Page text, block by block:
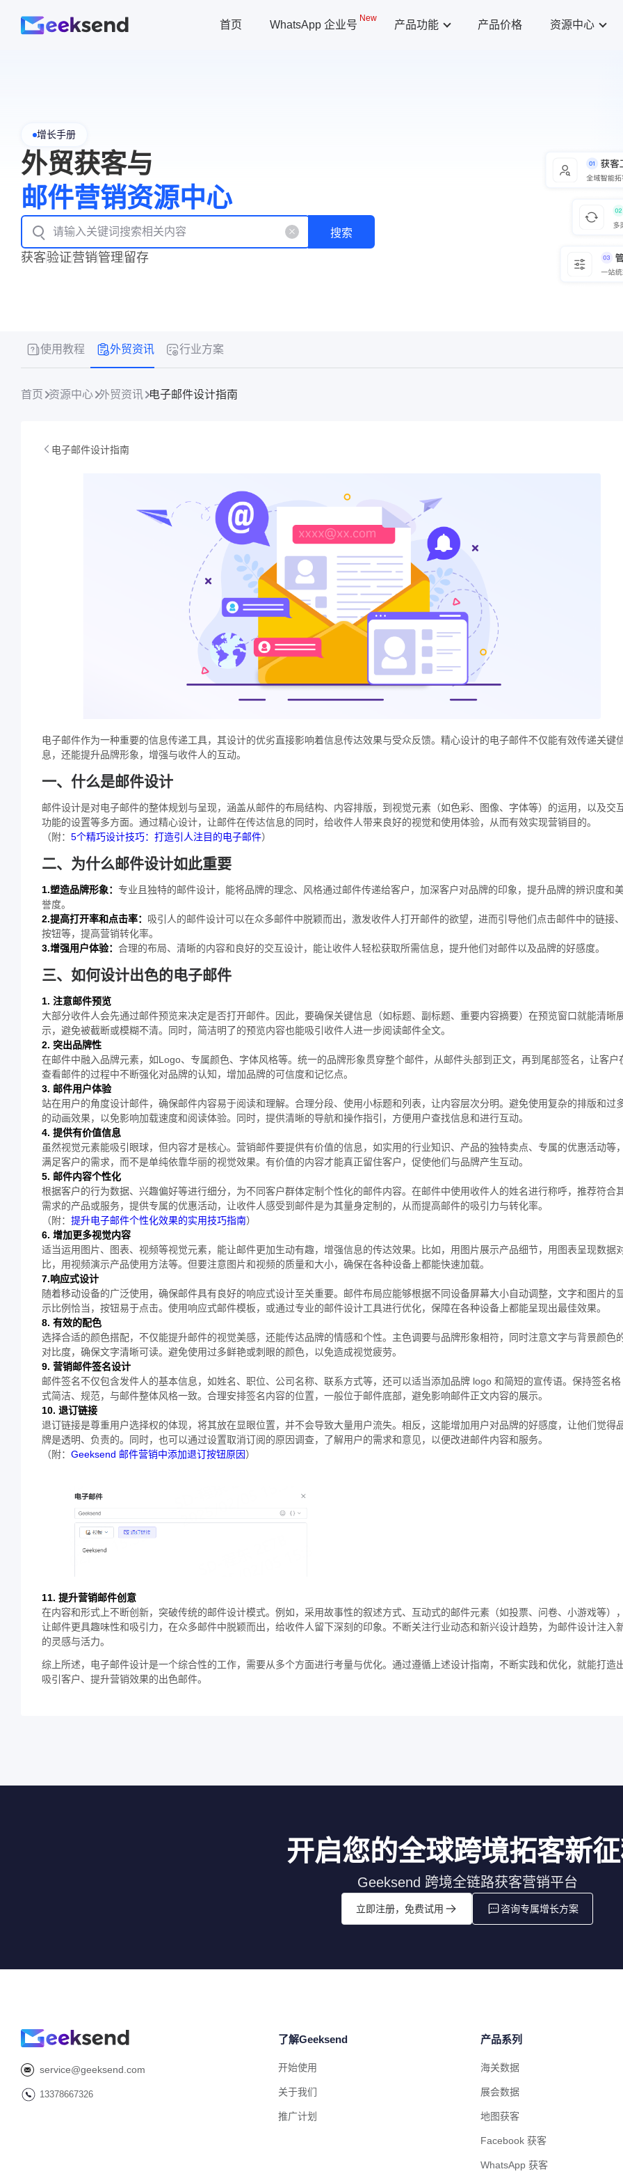
首页 WhatsApp 企业号
New
产品功能 产品价格 资源中心
增长手册
外贸获客与
邮件营销资源中心
搜索
获客验证营销管理留存
使用教程 外贸资讯 行业方案
首页 资源中心 外贸资讯 电子邮件设计指南
电子邮件设计指南
电子邮件作为一种重要的信息传递工具，其设计的优劣直接影响着信息传达效果与受众反馈。精心设计的电子邮件不仅能有效传递关键
息，还能提升品牌形象，增强与收件人的互动。
一、什么是邮件设计
邮件设计是对电子邮件的整体规划与呈现，涵盖从邮件的布局结构、内容排版，到视觉元素（如色彩、图像、字体等）的运用，以及交
功能的设置等多方面。通过精心设计，让邮件在传达信息的同时，给收件人带来良好的视觉和使用体验，从而有效实现营销目的。
（附： 5个精巧设计技巧：打造引人注目的电子邮件）
二、为什么邮件设计如此重要
1.塑造品牌形象： 专业且独特的邮件设计，能将品牌的理念、风格通过邮件传递给客户，加深客户对品牌的印象，提升品牌的辨识度和
誉度。
2.提高打开率和点击率： 吸引人的邮件设计可以在众多邮件中脱颖而出，激发收件人打开邮件的欲望，进而引导他们点击邮件中的链接、
按钮等，提高营销转化率。
3.增强用户体验： 合理的布局、清晰的内容和良好的交互设计，能让收件人轻松获取所需信息，提升他们对邮件以及品牌的好感度。
三、如何设计出色的电子邮件
1. 注意邮件预览
大部分收件人会先通过邮件预览来决定是否打开邮件。因此，要确保关键信息（如标题、副标题、重要内容摘要）在预览窗口就能清晰
示，避免被截断或模糊不清。同时，简洁明了的预览内容也能吸引收件人进一步阅读邮件全文。
2. 突出品牌性
在邮件中融入品牌元素，如Logo、专属颜色、字体风格等。统一的品牌形象贯穿整个邮件，从邮件头部到正文，再到尾部签名，让客户
查看邮件的过程中不断强化对品牌的认知，增加品牌的可信度和记忆点。
3. 邮件用户体验
站在用户的角度设计邮件，确保邮件内容易于阅读和理解。合理分段、使用小标题和列表，让内容层次分明。避免使用复杂的排版和过
的动画效果，以免影响加载速度和阅读体验。同时，提供清晰的导航和操作指引，方便用户查找信息和进行互动。
4. 提供有价值信息
虽然视觉元素能吸引眼球，但内容才是核心。营销邮件要提供有价值的信息，如实用的行业知识、产品的独特卖点、专属的优惠活动等，
满足客户的需求，而不是单纯依靠华丽的视觉效果。有价值的内容才能真正留住客户，促使他们与品牌产生互动。
5. 邮件内容个性化
根据客户的行为数据、兴趣偏好等进行细分，为不同客户群体定制个性化的邮件内容。在邮件中使用收件人的姓名进行称呼，推荐符合
需求的产品或服务，提供专属的优惠活动，让收件人感受到邮件是为其量身定制的，从而提高邮件的吸引力与转化率。
（附： 提升电子邮件个性化效果的实用技巧指南）
6. 增加更多视觉内容
适当运用图片、图表、视频等视觉元素，能让邮件更加生动有趣，增强信息的传达效果。比如，用图片展示产品细节，用图表呈现数据
比，用视频演示产品使用方法等。但要注意图片和视频的质量和大小，确保在各种设备上都能快速加载。
7.响应式设计
随着移动设备的广泛使用，确保邮件具有良好的响应式设计至关重要。邮件布局应能够根据不同设备屏幕大小自动调整，文字和图片的
示比例恰当，按钮易于点击。使用响应式邮件模板，或通过专业的邮件设计工具进行优化，保障在各种设备上都能呈现出最佳效果。
8. 有效的配色
选择合适的颜色搭配，不仅能提升邮件的视觉美感，还能传达品牌的情感和个性。主色调要与品牌形象相符，同时注意文字与背景颜色
对比度，确保文字清晰可读。避免使用过多鲜艳或刺眼的颜色，以免造成视觉疲劳。
9. 营销邮件签名设计
邮件签名不仅包含发件人的基本信息，如姓名、职位、公司名称、联系方式等，还可以适当添加品牌 logo 和简短的宣传语。保持签名格
式简洁、规范，与邮件整体风格一致。合理安排签名内容的位置，一般位于邮件底部，避免影响邮件正文内容的展示。
10. 退订链接
退订链接是尊重用户选择权的体现，将其放在显眼位置，并不会导致大量用户流失。相反，这能增加用户对品牌的好感度，让他们觉得
牌是透明、负责的。同时，也可以通过设置取消订阅的原因调查，了解用户的需求和意见，以便改进邮件内容和服务。
（附： Geeksend 邮件营销中添加退订按钮原因）
11. 提升营销邮件创意
在内容和形式上不断创新，突破传统的邮件设计模式。例如，采用故事性的叙述方式、互动式的邮件元素（如投票、问卷、小游戏等），
让邮件更具趣味性和吸引力，在众多邮件中脱颖而出，给收件人留下深刻的印象。不断关注行业动态和新兴设计趋势，为邮件设计注入
的灵感与活力。
综上所述，电子邮件设计是一个综合性的工作，需要从多个方面进行考量与优化。通过遵循上述设计指南，不断实践和优化，就能打造
吸引客户、提升营销效果的出色邮件。
开启您的全球跨境拓客新
Geeksend 跨境全链路获客营销平台
立即注册，免费试用 咨询专属增长方案
service@geeksend.com
13378667326
了解Geeksend
开始使用
关于我们
推广计划
产品系列
海关数据
展会数据
地图获客
Facebook 获客
WhatsApp 获客